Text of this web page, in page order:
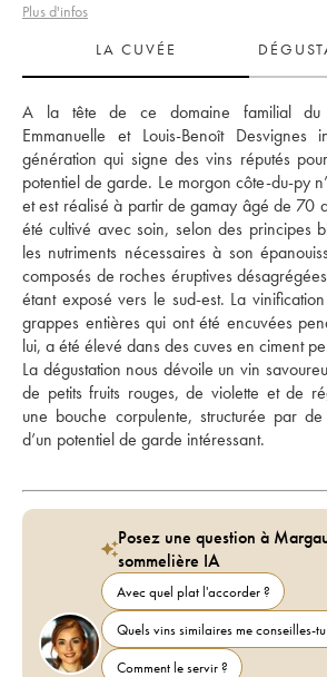
Plus d'infos
LA CUVÉE
A la tête de ce domaine familial du
Emmanuelle et Louis-Benoît Desvignes
génération qui signe des vins réputés
potentiel de garde. Le morgon côte-du-py
et est réalisé à partir de gamay âgé de 70
été cultivé avec soin, selon des principes
les nutriments nécessaires à son
composés de roches éruptives
étant exposé vers le sud-est. La
grappes entières qui ont été encuvées
lui, a été élevé dans des cuves en ciment
La dégustation nous dévoile un vin
de petits fruits rouges, de violette et de
une bouche corpulente, structurée par
d’un potentiel de garde intéressant.
Posez une question à
sommelière IA
Avec quel plat l'accorder ?
Quels vins similaires me conseilles-
Comment le servir ?